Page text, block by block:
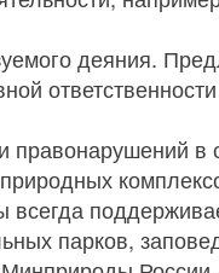
деяния.
правонарушений
всегда
парков,